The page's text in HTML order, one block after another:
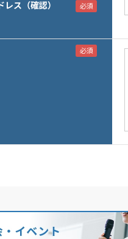
レス（確認）